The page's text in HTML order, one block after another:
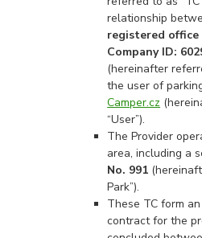
relationship
registered office
Company ID:
(hereinafter
the user of
Camper.cz
“User”).
The Provider
area, including a
No. 991
Park”).
These TC form
contract for the